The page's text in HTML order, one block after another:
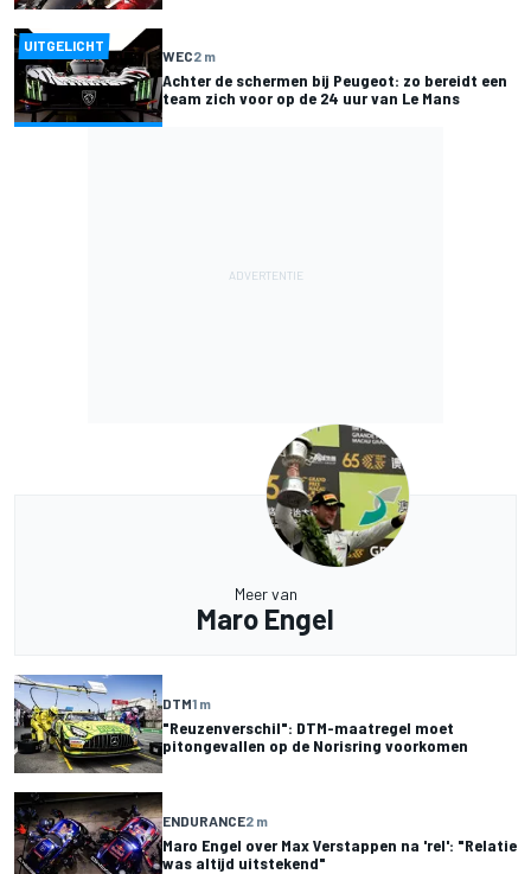
UITGELICHT
WEC2 m
Achter de schermen bij Peugeot: zo bereidt een
team zich voor op de 24 uur van Le Mans
Meer van
Maro Engel
DTM1 m
"Reuzenverschil": DTM-maatregel moet
pitongevallen op de Norisring voorkomen
ENDURANCE2 m
Maro Engel over Max Verstappen na 'rel': "Relatie
was altijd uitstekend"